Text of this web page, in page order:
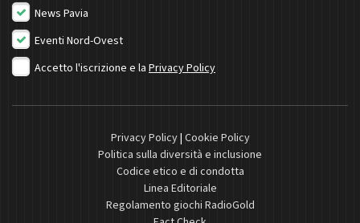
News Pavia
Eventi Nord-Ovest
Accetto l'iscrizione e la Privacy Policy
Privacy Policy| Cookie Policy
Politica sulla diversità e inclusione
Codice etico e di condotta
Linea Editoriale
Regolamento giochi RadioGold